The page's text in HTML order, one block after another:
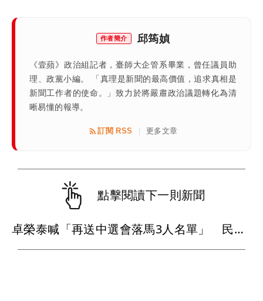
作者簡介 邱筠媜
《壹蘋》政治組記者，臺師大企管系畢業，曾任議員助
理、政黨小編。 「真理是新聞的最高價值，追求真相是
新聞工作者的使命。」致力於將嚴肅政治議題轉化為清
晰易懂的報導。
訂閱 RSS 更多文章
點擊閱讀下一則新聞
卓榮泰喊「再送中選會落馬3人名單」 民眾黨嗆：羞辱國會還是自己